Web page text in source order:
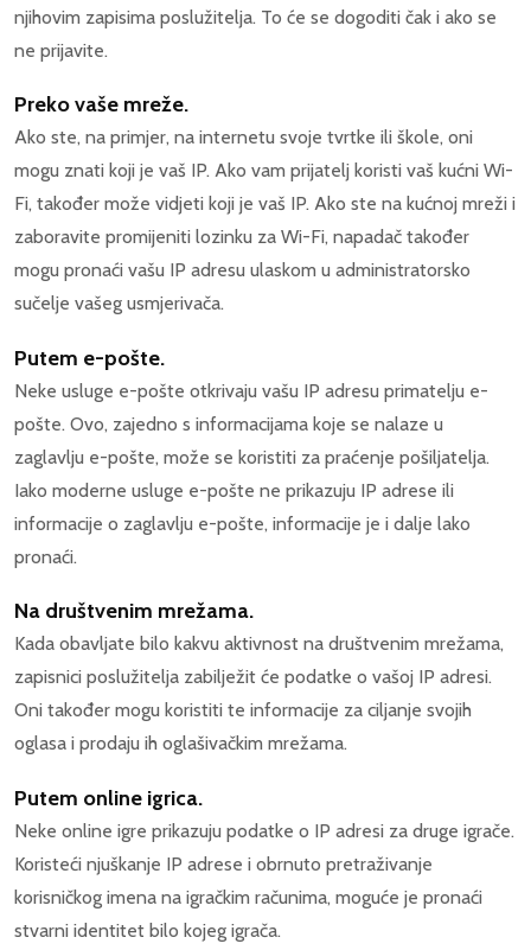
njihovim zapisima poslužitelja. To će se dogoditi čak i ako se
ne prijavite.
Preko vaše mreže.
Ako ste, na primjer, na internetu svoje tvrtke ili škole, oni
mogu znati koji je vaš IP. Ako vam prijatelj koristi vaš kućni Wi-
Fi, također može vidjeti koji je vaš IP. Ako ste na kućnoj mreži i
zaboravite promijeniti lozinku za Wi-Fi, napadač također
mogu pronaći vašu IP adresu ulaskom u administratorsko
sučelje vašeg usmjerivača.
Putem e-pošte.
Neke usluge e-pošte otkrivaju vašu IP adresu primatelju e-
pošte. Ovo, zajedno s informacijama koje se nalaze u
zaglavlju e-pošte, može se koristiti za praćenje pošiljatelja.
Iako moderne usluge e-pošte ne prikazuju IP adrese ili
informacije o zaglavlju e-pošte, informacije je i dalje lako
pronaći.
Na društvenim mrežama.
Kada obavljate bilo kakvu aktivnost na društvenim mrežama,
zapisnici poslužitelja zabilježit će podatke o vašoj IP adresi.
Oni također mogu koristiti te informacije za ciljanje svojih
oglasa i prodaju ih oglašivačkim mrežama.
Putem online igrica.
Neke online igre prikazuju podatke o IP adresi za druge igrače.
Koristeći njuškanje IP adrese i obrnuto pretraživanje
korisničkog imena na igračkim računima, moguće je pronaći
stvarni identitet bilo kojeg igrača.